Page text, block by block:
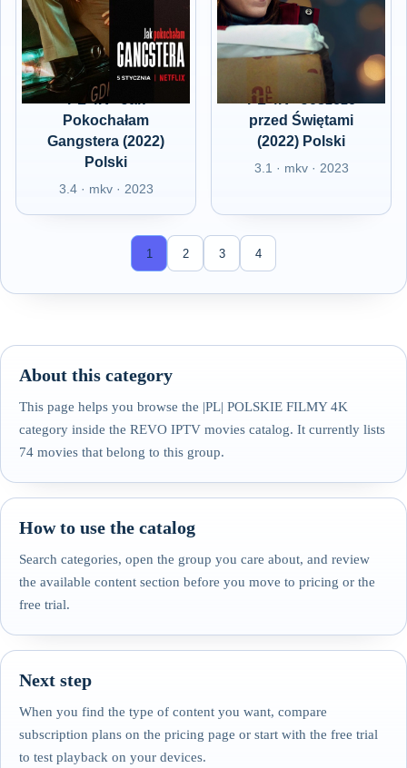
PL 4K - Jak
Pokochałam
Gangstera (2022)
Polski
3.4 · mkv · 2023
PL 4K - Jeszcze
przed Świętami
(2022) Polski
3.1 · mkv · 2023
1 2 3 4
About this category
This page helps you browse the |PL| POLSKIE FILMY 4K
category inside the REVO IPTV movies catalog. It currently lists
74 movies that belong to this group.
How to use the catalog
Search categories, open the group you care about, and review
the available content section before you move to pricing or the
free trial.
Next step
When you find the type of content you want, compare
subscription plans on the pricing page or start with the free trial
to test playback on your devices.